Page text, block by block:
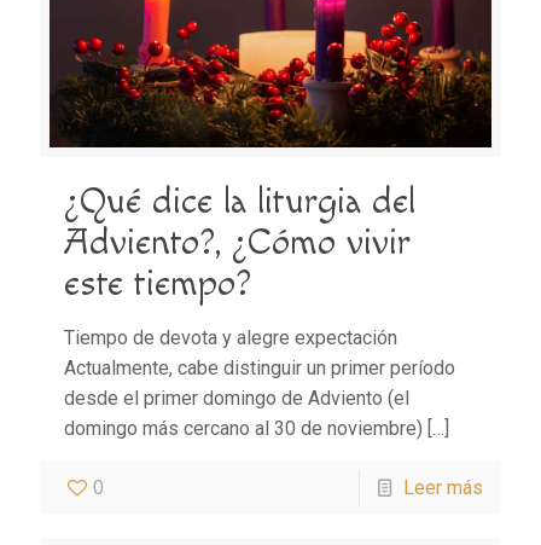
¿Qué dice la liturgia del
Adviento?, ¿Cómo vivir
este tiempo?
Tiempo de devota y alegre expectación
Actualmente, cabe distinguir un primer período
desde el primer domingo de Adviento (el
domingo más cercano al 30 de noviembre) […]
0 Leer más